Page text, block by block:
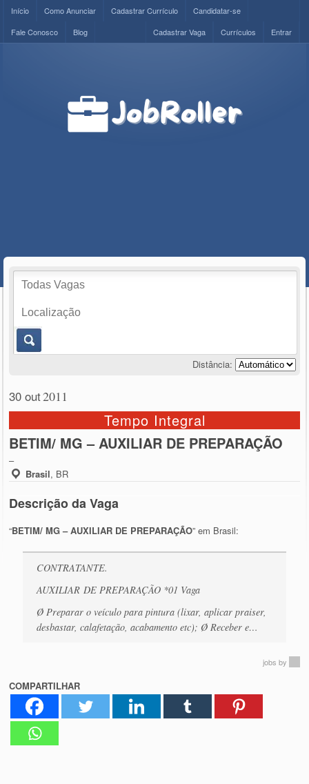
Início Como Anunciar Cadastrar Currículo
Candidatar-se
Fale Conosco
Blog Entrar
Currículos
Cadastrar Vaga
Distância:
30 out2011
Tempo Integral
BETIM/ MG – AUXILIAR DE PREPARAÇÃO
–
Brasil, BR
Descrição da Vaga
“BETIM/ MG – AUXILIAR DE PREPARAÇÃO” em Brasil:
CONTRATANTE.
AUXILIAR DE PREPARAÇÃO *01 Vaga
Ø Preparar o veículo para pintura (lixar, aplicar praiser,
desbastar, calafetação, acabamento etc); Ø Receber e…
jobs by
COMPARTILHAR